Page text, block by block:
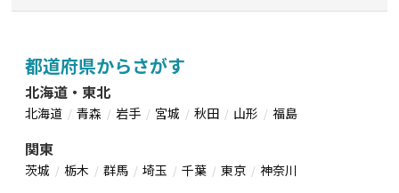
都道府県からさがす
北海道・東北
北海道 青森 岩手 宮城 秋田 山形 福島
関東
茨城 栃木 群馬 埼玉 千葉 東京 神奈川